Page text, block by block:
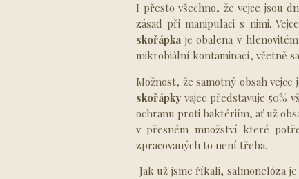
I přesto všechno, že vejce jsou
zásad při manipulaci s nimi.
skořápka je obalena v
mikrobiální kontaminací, včetně
Možnost, že samotný obsah
skořápky vajec představuje 50%
ochranu proti baktériím, ať už
v přesném množství které
zpracovaných to není třeba.
Jak už jsme říkali, salmonelóza